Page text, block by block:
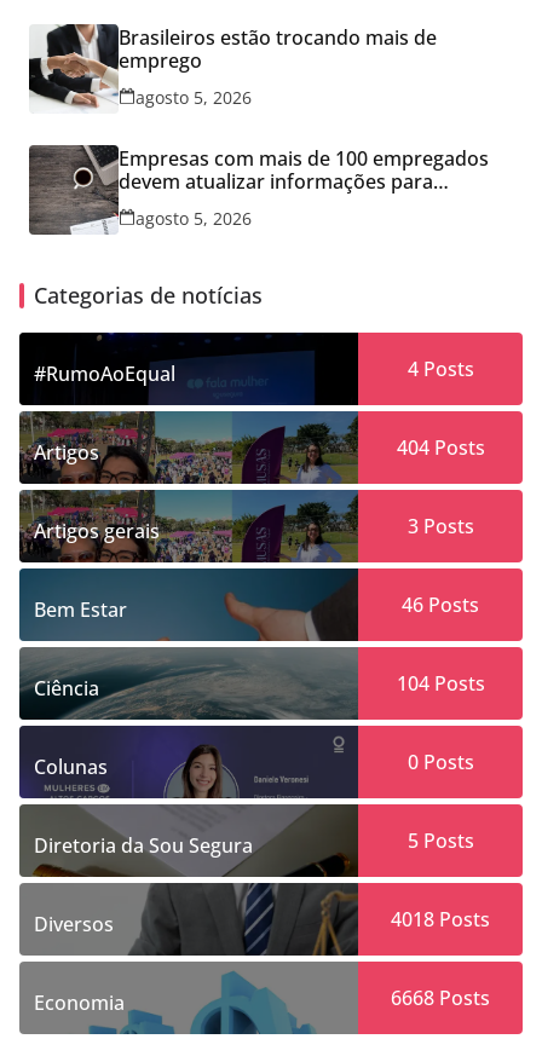
Brasileiros estão trocando mais de
emprego
agosto 5, 2026
Empresas com mais de 100 empregados
devem atualizar informações para
Relatório de Transparência Salarial
agosto 5, 2026
Categorias de notícias
#RumoAoEqual 4Posts
Artigos 404Posts
Artigos gerais 3Posts
Bem Estar 46 Posts
Ciência 104Posts
Colunas 0Posts
Diretoria da Sou Segura 5Posts
Diversos 4018 Posts
Economia 6668 Posts